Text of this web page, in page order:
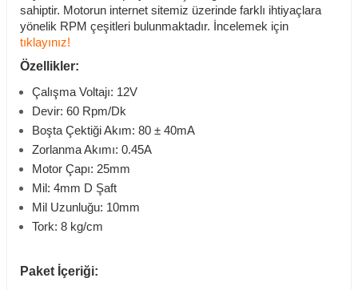
sahiptir. Motorun internet sitemiz üzerinde farklı ihtiyaçlara
yönelik RPM çeşitleri bulunmaktadır. İncelemek için
tıklayınız!
Özellikler:
Çalışma Voltajı: 12V
Devir: 60 Rpm/Dk
Boşta Çektiği Akım: 80 ± 40mA
Zorlanma Akımı: 0.45A
Motor Çapı: 25mm
Mil: 4mm D Şaft
Mil Uzunluğu: 10mm
Tork: 8 kg/cm
Paket İçeriği: